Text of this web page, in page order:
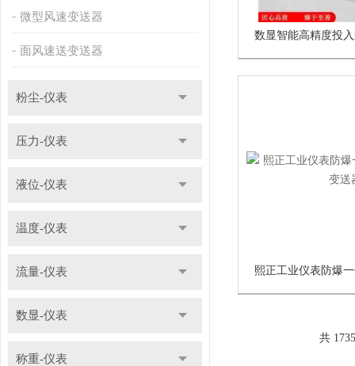
微型风速变送器
面风速送变送器
粉尘-仪表
压力-仪表
液位-仪表
温度-仪表
流量-仪表
数显-仪表
称重-仪表
共